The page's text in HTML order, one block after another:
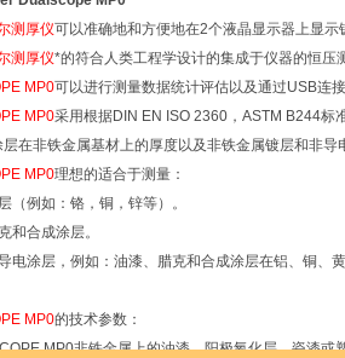
测厚仪可以准确地和方便地在2个液晶显示器上显示
测厚仪*的符合人类工程学设计的集成于仪器的恒压
MP0可以进行测量数据统计评估以及通过USB连
MP0采用根据DIN EN ISO 2360，ASTM B244标
在非铁金属基材上的厚度以及非铁金属镀层和非
MP0理想的适合于测量：
（例如：铬，铜，锌等）。
和合成涂层。
电涂层，例如：油漆、腊克和合成涂层在铝、铜、
MP0的技术参数：
MP0非铁金属上的油漆、阳极氧化层、瓷漆